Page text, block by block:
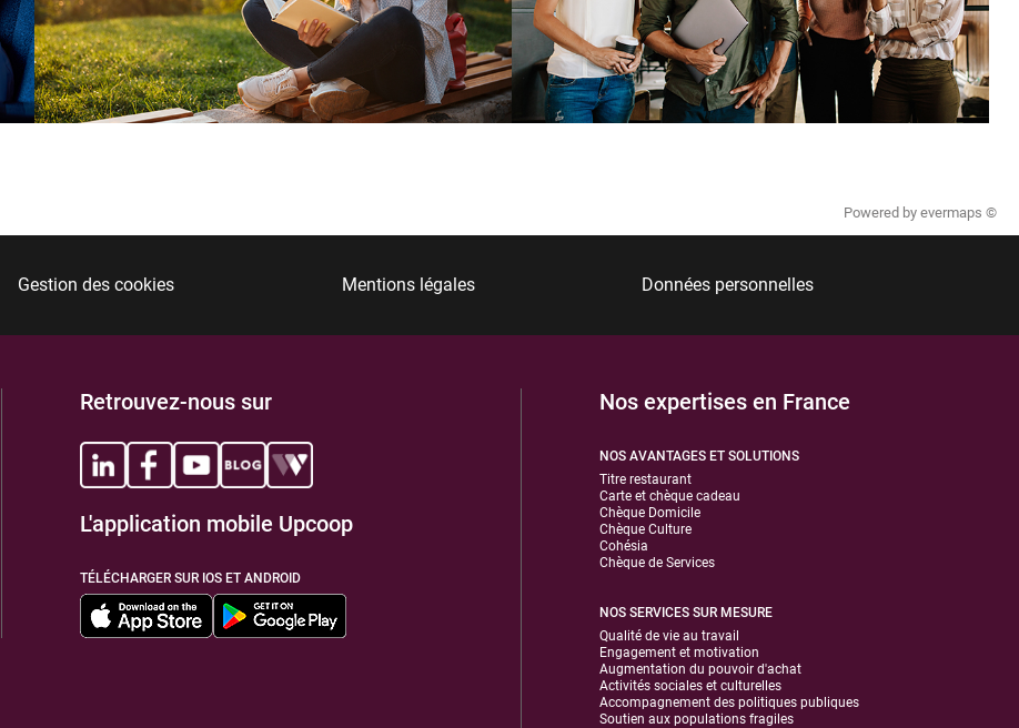
Powered by evermaps ©
Gestion des cookies Mentions légales Données personnelles
Retrouvez-nous sur
L'application mobile Upcoop
TÉLÉCHARGER SUR IOS ET ANDROID
Nos expertises en France
NOS AVANTAGES ET SOLUTIONS
Titre restaurant
Carte et chèque cadeau
Chèque Domicile
Chèque Culture
Cohésia
Chèque de Services
NOS SERVICES SUR MESURE
Qualité de vie au travail
Engagement et motivation
Augmentation du pouvoir d'achat
Activités sociales et culturelles
Accompagnement des politiques publiques
Soutien aux populations fragiles